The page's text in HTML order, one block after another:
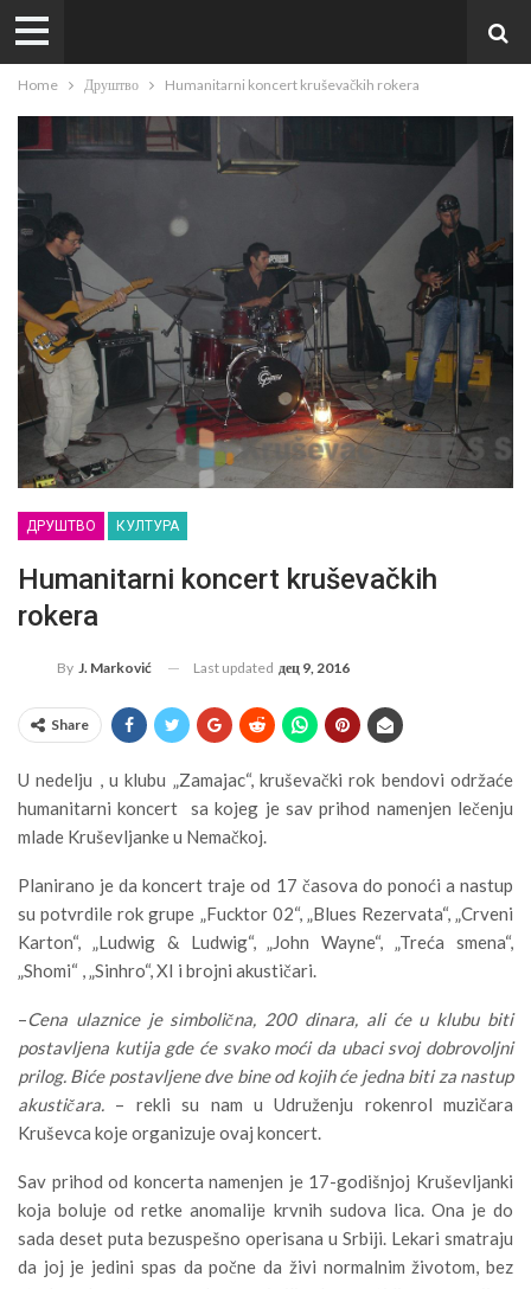
Home Друштво Humanitarni koncert kruševačkih rokera
ДРУШТВО КУЛТУРА
Humanitarni koncert kruševačkih
rokera
By J. Marković Last updated дец 9, 2016
Share
U nedelju , u klubu „Zamajac“, kruševački rok bendovi održaće
humanitarni koncert sa kojeg je sav prihod namenjen lečenju
mlade Kruševljanke u Nemačkoj.
Planirano je da koncert traje od 17 časova do ponoći a nastup
su potvrdile rok grupe „Fucktor 02“, „Blues Rezervata“, „Crveni
Karton“, „Ludwig & Ludwig“, „John Wayne“, „Treća smena“,
„Shomi“ , „Sinhro“, XI i brojni akustičari.
–Cena ulaznice je simbolična, 200 dinara, ali će u klubu biti
postavljena kutija gde će svako moći da ubaci svoj dobrovoljni
prilog. Biće postavljene dve bine od kojih će jedna biti za nastup
akustičara. – rekli su nam u Udruženju rokenrol muzičara
Kruševca koje organizuje ovaj koncert.
Sav prihod od koncerta namenjen je 17-godišnjoj Kruševljanki
koja boluje od retke anomalije krvnih sudova lica. Ona je do
sada deset puta bezuspešno operisana u Srbiji. Lekari smatraju
da joj je jedini spas da počne da živi normalnim životom, bez